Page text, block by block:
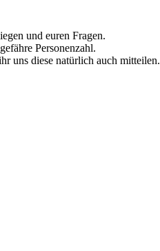
und euren Fragen.
Personenzahl.
uns diese natürlich auch mitteilen.